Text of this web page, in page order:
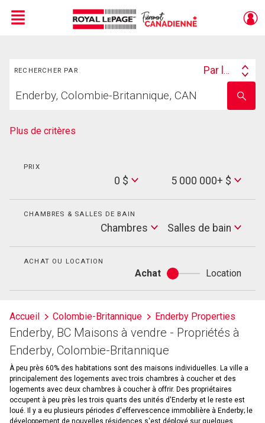
Menu
RECHERCHER PAR
Search
Par lieu
votre
nom
Plus de critères
PRIX
0 $
Max
Price
5 000 000+ $
CHAMBRES & SALLES DE BAIN
Chambres
Salles
de
Salles de bain
ACHAT OU LOCATION
Achat
Achat
ou
Location
Accueil Colombie-Britannique Enderby Properties
Enderby, BC Maisons à vendre - Propriétés à
Enderby, Colombie-Britannique
À peu près 60% des habitations sont des maisons individuelles. La ville a
principalement des logements avec trois chambres à coucher et des
logements avec deux chambres à coucher à offrir. Des propriétaires
occupent à peu près les trois quarts des unités d'Enderby et le reste est
loué. Il y a eu plusieurs périodes d'effervescence immobilière à Enderby; le